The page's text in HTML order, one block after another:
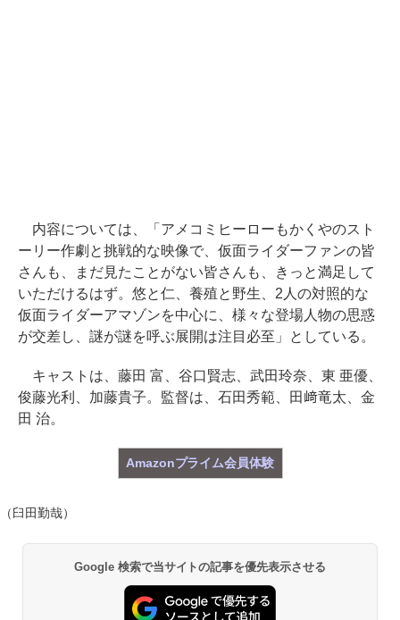
内容については、「アメコミヒーローもかくやのスト
ーリー作劇と挑戦的な映像で、仮面ライダーファンの皆
さんも、まだ見たことがない皆さんも、きっと満足して
いただけるはず。悠と仁、養殖と野生、2人の対照的な
仮面ライダーアマゾンを中心に、様々な登場人物の思惑
が交差し、謎が謎を呼ぶ展開は注目必至」としている。
キャストは、藤田 富、谷口賢志、武田玲奈、東 亜優、
俊藤光利、加藤貴子。監督は、石田秀範、田﨑竜太、金
田 治。
Amazonプライム会員体験
（臼田勤哉）
Google 検索で当サイトの記事を優先表示させる